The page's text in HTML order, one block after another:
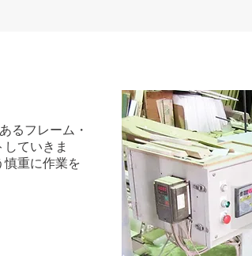
るフレーム・
ていきま
慎重に作業を